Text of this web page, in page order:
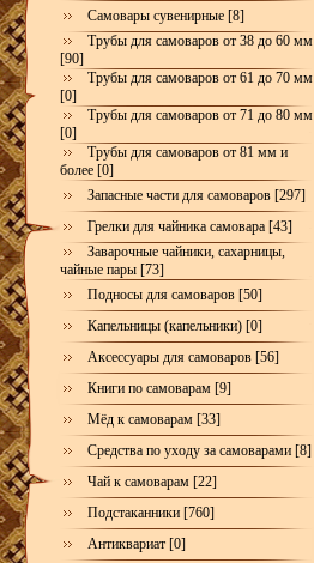
Самовары сувенирные [8]
Трубы для самоваров от 38 до 60 мм
[90]
Трубы для самоваров от 61 до 70 мм
[0]
Трубы для самоваров от 71 до 80 мм
[0]
Трубы для самоваров от 81 мм и
более [0]
Запасные части для самоваров [297]
Грелки для чайника самовара [43]
Заварочные чайники, сахарницы,
чайные пары [73]
Подносы для самоваров [50]
Капельницы (капельники) [0]
Аксессуары для самоваров [56]
Книги по самоварам [9]
Мёд к самоварам [33]
Средства по уходу за самоварами [8]
Чай к самоварам [22]
Подстаканники [760]
Антиквариат [0]